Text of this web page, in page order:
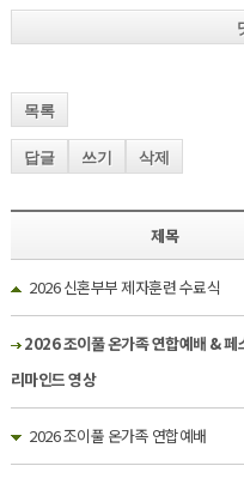
목록
답글 쓰기 삭제
제목
2026 신혼부부 제자훈련 수료식
2026 조이풀 온가족 연합예배 & 페
리마인드 영상
2026 조이풀 온가족 연합예배